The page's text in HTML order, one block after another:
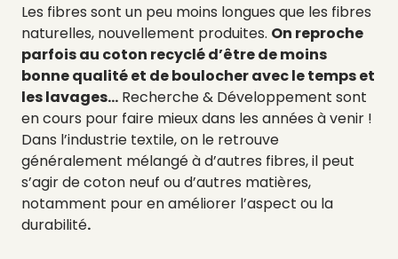
Les fibres sont un peu moins longues que les fibres
naturelles, nouvellement produites. On reproche
parfois au coton recyclé d’être de moins
bonne qualité et de boulocher avec le temps et
les lavages… Recherche & Développement sont
en cours pour faire mieux dans les années à venir !
Dans l’industrie textile, on le retrouve
généralement mélangé à d’autres fibres, il peut
s’agir de coton neuf ou d’autres matières,
notamment pour en améliorer l’aspect ou la
durabilité.